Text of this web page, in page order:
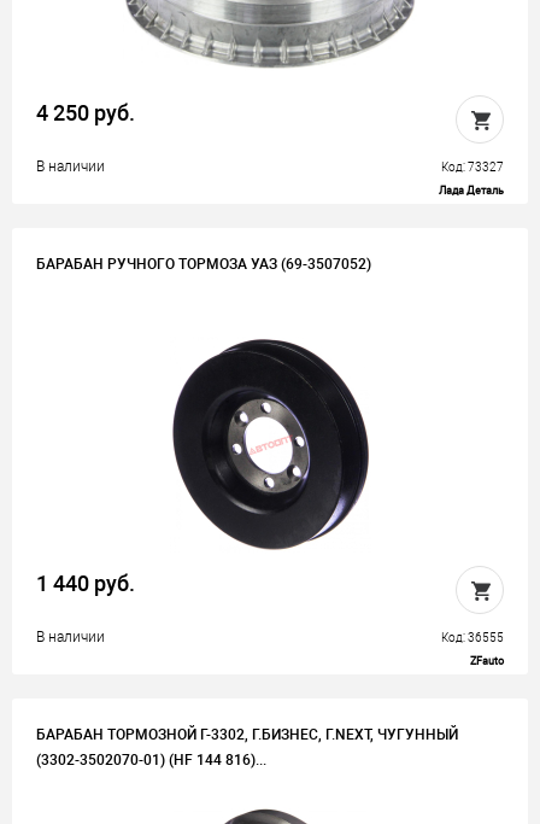
4 250 руб.
В наличии Код: 73327
Лада Деталь
БАРАБАН РУЧНОГО ТОРМОЗА УАЗ (69-3507052)
1 440 руб.
В наличии Код: 36555
ZFauto
БАРАБАН ТОРМОЗНОЙ Г-3302, Г.БИЗНЕС, Г.NEXT, ЧУГУННЫЙ
(3302-3502070-01) (HF 144 816)...